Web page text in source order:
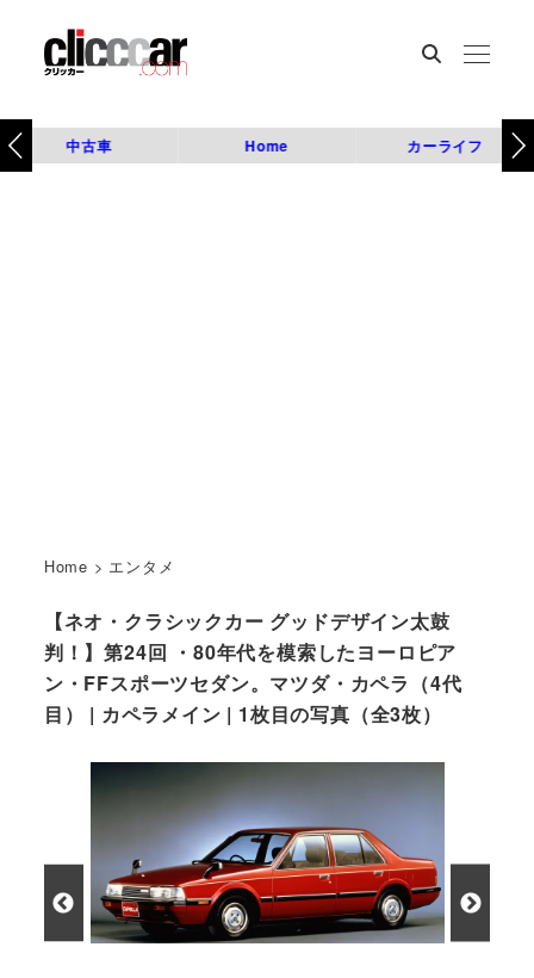
中古車 Home カーライフ
Home > エンタメ
【ネオ・クラシックカー グッドデザイン太鼓
判！】第24回 ・80年代を模索したヨーロピア
ン・FFスポーツセダン。マツダ・カペラ（4代
目） | カペラメイン | 1枚目の写真（全3枚）